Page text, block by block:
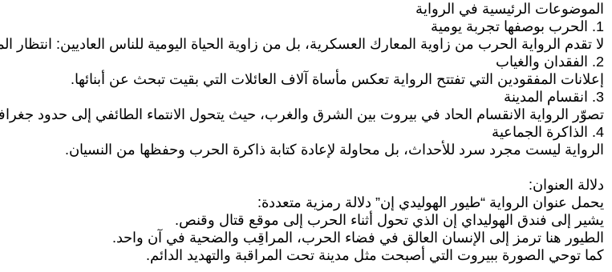
الموضوعات الرئيسية في الرواية
1. الحرب بوصفها تجربة يومية
لا تقدم الرواية الحرب من زاوية المعارك العسكرية، بل من زاوية الحياة اليومية للناس العاديين:
2. الفقدان والغياب
إعلانات المفقودين التي تفتتح الرواية تعكس مأساة آلاف العائلات التي بقيت تبحث عن أبنائها.
3. انقسام المدينة
تصوّر الرواية الانقسام الحاد في بيروت بين الشرق والغرب، حيث يتحول الانتماء الطائفي إلى حدود
4. الذاكرة الجماعية
الرواية ليست مجرد سرد للأحداث، بل محاولة لإعادة كتابة ذاكرة الحرب وحفظها من النسيان.
دلالة العنوان:
يحمل عنوان الرواية “طيور الهوليدي إن” دلالة رمزية متعددة:
يشير إلى فندق الهوليداي إن الذي تحول أثناء الحرب إلى موقع قتال وقنص.
الطيور هنا ترمز إلى الإنسان العالق في فضاء الحرب، المراقِب والضحية في آن واحد.
كما توحي الصورة ببيروت التي أصبحت مثل مدينة تحت المراقبة والتهديد الدائم.